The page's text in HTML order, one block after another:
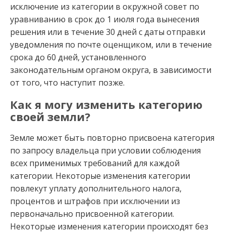
исключение из категории в окружной совет по
уравниванию в срок до 1 июля года вынесения
решения или в течение 30 дней с даты отправки
уведомления по почте оценщиком, или в течение
срока до 60 дней, установленного
законодательным органом округа, в зависимости
от того, что наступит позже.
Как я могу изменить категорию
своей земли?
Земле может быть повторно присвоена категория
по запросу владельца при условии соблюдения
всех применимых требований для каждой
категории. Некоторые изменения категории
повлекут уплату дополнительного налога,
процентов и штрафов при исключении из
первоначально присвоенной категории.
Некоторые изменения категории происходят без